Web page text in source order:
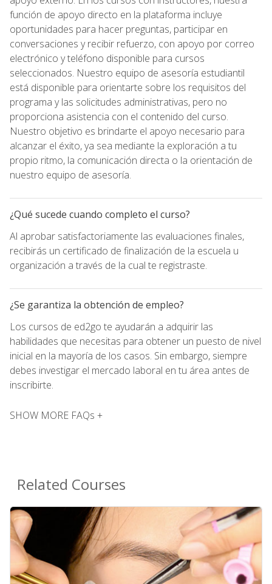
función de apoyo directo en la plataforma incluye
oportunidades para hacer preguntas, participar en
conversaciones y recibir refuerzo, con apoyo por correo
electrónico y teléfono disponible para cursos
seleccionados. Nuestro equipo de asesoría estudiantil
está disponible para orientarte sobre los requisitos del
programa y las solicitudes administrativas, pero no
proporciona asistencia con el contenido del curso.
Nuestro objetivo es brindarte el apoyo necesario para
alcanzar el éxito, ya sea mediante la exploración a tu
propio ritmo, la comunicación directa o la orientación de
nuestro equipo de asesoría.
¿Qué sucede cuando completo el curso?
Al aprobar satisfactoriamente las evaluaciones finales,
recibirás un certificado de finalización de la escuela u
organización a través de la cual te registraste.
¿Se garantiza la obtención de empleo?
Los cursos de ed2go te ayudarán a adquirir las
habilidades que necesitas para obtener un puesto de nivel
inicial en la mayoría de los casos. Sin embargo, siempre
debes investigar el mercado laboral en tu área antes de
inscribirte.
SHOW MORE FAQs +
Related Courses